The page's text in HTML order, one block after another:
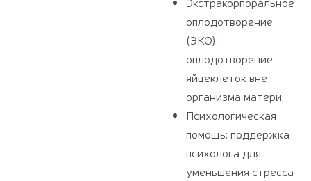
оплодотворение
(ЭКО):
оплодотворение
яйцеклеток вне
организма матери.
Психологическая
помощь: поддержка
психолога для
уменьшения стресса